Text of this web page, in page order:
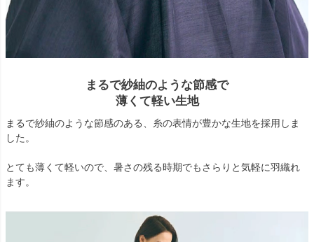
まるで紗紬のような節感で
薄くて軽い生地
まるで紗紬のような節感のある、糸の表情が豊かな生地を採用しま
した。
とても薄くて軽いので、暑さの残る時期でもさらりと気軽に羽織れ
ます。